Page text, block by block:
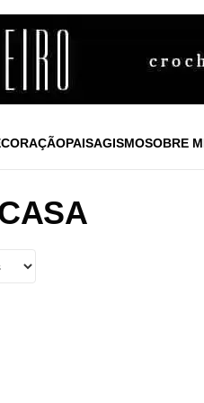
PAISAGISMOSOBRE